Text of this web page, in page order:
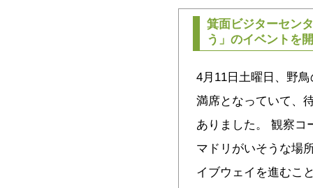
箕面ビジターセン
う」のイベントを
4月11日土曜日、野
満席となっていて、
ありました。 観察コ
マドリがいそうな場
イブウェイを進むこ